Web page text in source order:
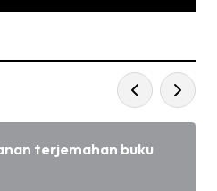
terjemahan buku